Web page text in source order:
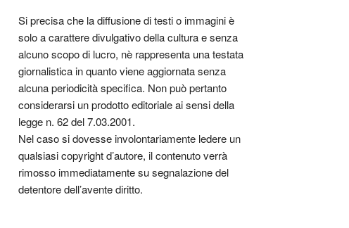
Si precisa che la diffusione di testi o immagini è
solo a carattere divulgativo della cultura e senza
alcuno scopo di lucro, nè rappresenta una testata
giornalistica in quanto viene aggiornata senza
alcuna periodicità specifica. Non può pertanto
considerarsi un prodotto editoriale ai sensi della
legge n. 62 del 7.03.2001.
Nel caso si dovesse involontariamente ledere un
qualsiasi copyright d’autore, il contenuto verrà
rimosso immediatamente su segnalazione del
detentore dell’avente diritto.